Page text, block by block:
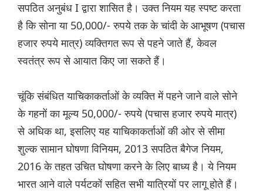
सपठित अनुबंध I द्वारा शासित है। उक्त नियम यह स्पष्ट करता
है कि सोना या 50,000/- रुपये तक के चांदी के आभूषण (पचास
हजार रुपये मात्र) व्यक्तिगत रूप से पहने जाते हैं, केवल
स्वतंत्र रूप से आयात किए जा सकते हैं।
चूंकि संबंधित याचिकाकर्ताओं के व्यक्ति में पहने जाने वाले सोने
के गहनों का मूल्य 50,000/- रुपये (पचास हजार रुपये मात्र)
से अधिक था, इसलिए यह याचिकाकर्ताओं की ओर से सीमा
शुल्क सामान घोषणा विनियम, 2013 सपठित बैगेज नियम,
2016 के तहत उचित घोषणा करने के लिए बाध्य है। ये नियम
भारत आने वाले पर्यटकों सहित सभी यात्रियों पर लागू होते हैं।